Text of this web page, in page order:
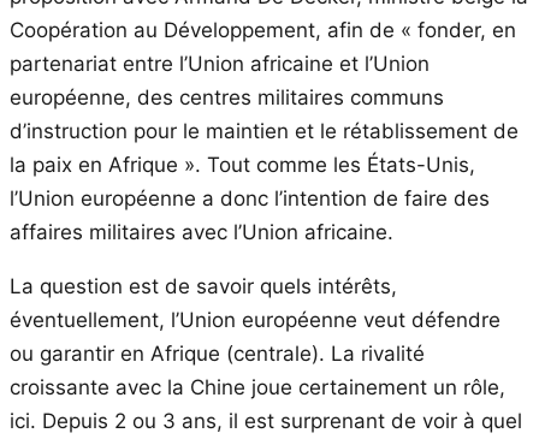
Coopération au Développement, afin de « fonder, en
partenariat entre l’Union africaine et l’Union
européenne, des centres militaires communs
d’instruction pour le maintien et le rétablissement de
la paix en Afrique ». Tout comme les États-Unis,
l’Union européenne a donc l’intention de faire des
affaires militaires avec l’Union africaine.
La question est de savoir quels intérêts,
éventuellement, l’Union européenne veut défendre
ou garantir en Afrique (centrale). La rivalité
croissante avec la Chine joue certainement un rôle,
ici. Depuis 2 ou 3 ans, il est surprenant de voir à quel